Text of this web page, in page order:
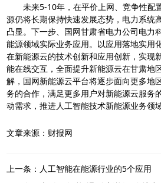
未来5-10年，在平价上网、竞争性配
源仍将长期保持快速发展态势，电力系统
凸显。下一步、国网甘肃省电力公司电力
能源领域实际业务应用。以应用落地实用
在新能源云的技术创新和应用创新，实现
能在线交互，全面提升新能源云在甘肃地
解，国网新能源云平台将逐步面向更多地
务的合作，满足更多用户对新能源云服务
动需求，推进人工智能技术新能源业务领
文章来源：财报网
上一条：人工智能在能源行业的5个应用